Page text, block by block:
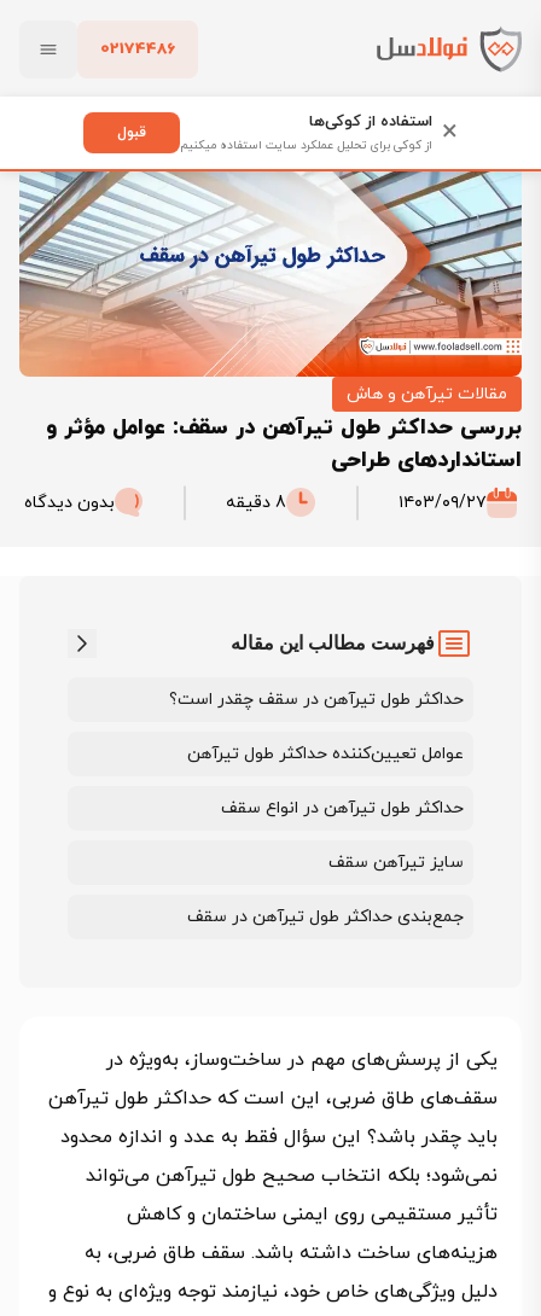
02174486
پاک کردن
فولادسل
بررسی حداکثر طول تیرآهن در سقف: عوامل مؤثر و استانداردهای طراحی
مقالات تیرآهن و هاش
بررسی حداکثر طول تیرآهن در سقف: عوامل مؤثر و
استانداردهای طراحی
۱۴۰۳/۰۹/۲۷ 8 دقیقه بدون دیدگاه
فهرست مطالب این مقاله
حداکثر طول تیرآهن در سقف چقدر است؟
عوامل تعیین‌کننده حداکثر طول تیرآهن
حداکثر طول تیرآهن در انواع سقف
سایز تیرآهن سقف
جمع‌بندی حداکثر طول تیرآهن در سقف
یکی از پرسش‌های مهم در ساخت‌وساز، به‌ویژه در
سقف‌های طاق ضربی، این است که حداکثر طول تیرآهن
باید چقدر باشد؟ این سؤال فقط به عدد و اندازه محدود
نمی‌شود؛ بلکه انتخاب صحیح طول تیرآهن می‌تواند
تأثیر مستقیمی روی ایمنی ساختمان و کاهش
هزینه‌های ساخت داشته باشد. سقف طاق ضربی، به
دلیل ویژگی‌های خاص خود، نیازمند توجه ویژه‌ای به نوع و
× استفاده از کوکی‌ها
از کوکی برای تحلیل عملکرد سایت استفاده میکنیم
قبول